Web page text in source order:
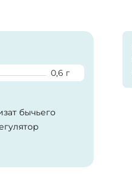
0,6 г
бычьего